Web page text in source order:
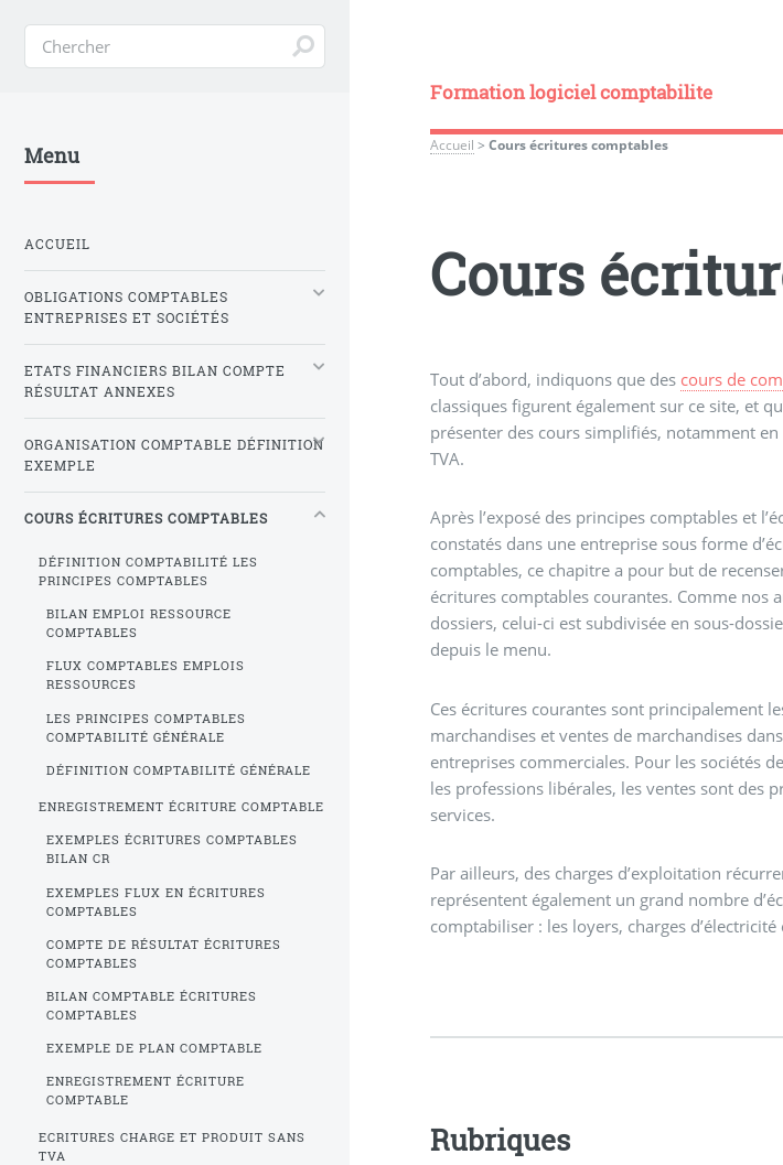
Formation logiciel comptabilite
Accueil >Cours écritures comptables
Cours
Tout d’abord, indiquons que des cours de
classiques figurent également sur ce site, et
présenter des cours simplifiés, notamment
TVA.
Après l’exposé des principes comptables et
constatés dans une entreprise sous forme
comptables, ce chapitre a pour but de
écritures comptables courantes. Comme nos
dossiers, celui-ci est subdivisée en sous-
depuis le menu.
Ces écritures courantes sont principalement
marchandises et ventes de marchandises
entreprises commerciales. Pour les sociétés
les professions libérales, les ventes sont des
services.
Par ailleurs, des charges d’exploitation
représentent également un grand nombre
comptabiliser : les loyers, charges
Rubriques
Menu
ACCUEIL
OBLIGATIONS COMPTABLES
ENTREPRISES ET SOCIÉTÉS
ETATS FINANCIERS BILAN COMPTE
RÉSULTAT ANNEXES
ORGANISATION COMPTABLE DÉFINITION
EXEMPLE
COURS ÉCRITURES COMPTABLES
DÉFINITION COMPTABILITÉ LES
PRINCIPES COMPTABLES
BILAN EMPLOI RESSOURCE
COMPTABLES
FLUX COMPTABLES EMPLOIS
RESSOURCES
LES PRINCIPES COMPTABLES
COMPTABILITÉ GÉNÉRALE
DÉFINITION COMPTABILITÉ GÉNÉRALE
ENREGISTREMENT ÉCRITURE COMPTABLE
EXEMPLES ÉCRITURES COMPTABLES
BILAN CR
EXEMPLES FLUX EN ÉCRITURES
COMPTABLES
COMPTE DE RÉSULTAT ÉCRITURES
COMPTABLES
BILAN COMPTABLE ÉCRITURES
COMPTABLES
EXEMPLE DE PLAN COMPTABLE
ENREGISTREMENT ÉCRITURE
COMPTABLE
ECRITURES CHARGE ET PRODUIT SANS
TVA